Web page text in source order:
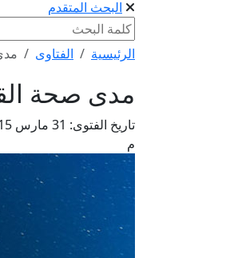
البحث المتقدم
الرئيسية الفتاوى
مدى صحة
تاريخ الفتوى:
31
م